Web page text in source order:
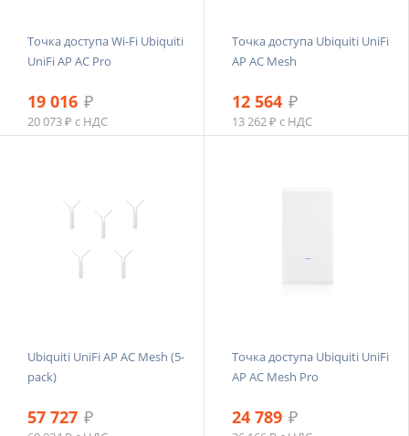
Точка доступа Wi-Fi Ubiquiti
UniFi AP AC Pro
19 016 ₽
20 073 ₽ с НДС
Точка доступа Ubiquiti UniFi
AP AC Mesh
12 564 ₽
13 262 ₽ с НДС
Ubiquiti UniFi AP AC Mesh (5-
pack)
57 727 ₽
Точка доступа Ubiquiti UniFi
AP AC Mesh Pro
24 789 ₽